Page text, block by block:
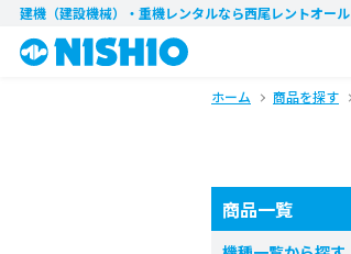
建機（建設機械）・重機レンタルなら西尾レントオール
ホーム 商品を探す
商品一覧